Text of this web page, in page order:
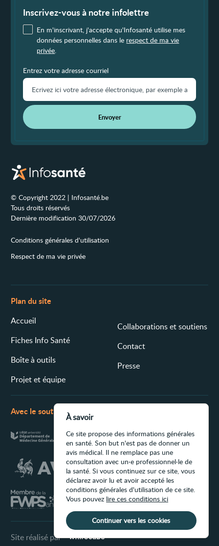
Inscrivez-vous à notre infolettre
En m'inscrivant, j'accepte qu'Infosanté utilise mes
données personnelles dans le respect de ma vie
privée
Entrez votre adresse courriel
Envoyer
© Copyright 2022 | Infosanté.be
Tous droits réservés
Dernière modification 30/07/2026
Conditions générales d'utilisation
Respect de ma vie privée
Plan du site
Accueil
Fiches Info Santé
Boîte à outils
Projet et équipe
Collaborations et soutiens
Contact
Presse
Avec le soutien de
Site réalisé par
À savoir
Ce site propose des informations générales
en santé. Son but n'est pas de donner un
avis médical. Il ne remplace pas une
consultation avec un·e professionnel·le de
la santé. Si vous continuez sur ce site, vous
déclarez avoir lu et avoir accepté les
conditions générales d'utilisation de ce site.
Vous pouvez lire ces conditions ici
Continuer vers les cookies